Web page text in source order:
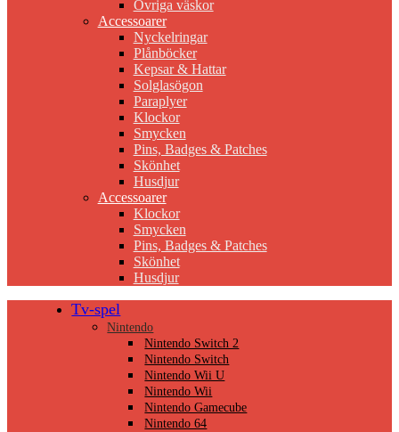
Övriga väskor
Accessoarer
Nyckelringar
Plånböcker
Kepsar & Hattar
Solglasögon
Paraplyer
Klockor
Smycken
Pins, Badges & Patches
Skönhet
Husdjur
Accessoarer
Klockor
Smycken
Pins, Badges & Patches
Skönhet
Husdjur
Tv-spel
Nintendo
Nintendo Switch 2
Nintendo Switch
Nintendo Wii U
Nintendo Wii
Nintendo Gamecube
Nintendo 64